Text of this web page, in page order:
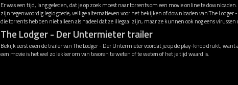
Er was een tijd, lang geleden, dat je op zoek moest naar torrents om een movie online te
zijn tegenwoordig legio goede, veilige alternatieven voor het bekijken of downloaden van The
die torrents hebben niet alleen als nadeel dat ze illegaal zijn, maar ze kunnen ook nog eens
The Lodger - Der Untermieter trailer
Bekijk eerst even de trailer van The Lodger - Der Untermieter voordat je op de play-knop drukt, want
een movie is het wel zo lekker om van tevoren te weten of te weten of het je tijd waard is.